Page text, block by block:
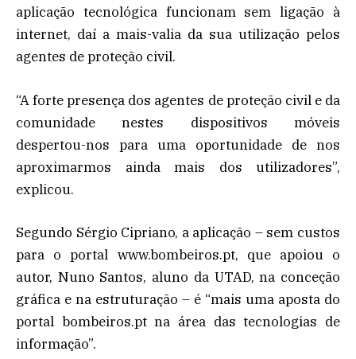
aplicação tecnológica funcionam sem ligação à
internet, daí a mais-valia da sua utilização pelos
agentes de proteção civil.
“A forte presença dos agentes de proteção civil e da
comunidade nestes dispositivos móveis
despertou-nos para uma oportunidade de nos
aproximarmos ainda mais dos utilizadores”,
explicou.
Segundo Sérgio Cipriano, a aplicação – sem custos
para o portal www.bombeiros.pt, que apoiou o
autor, Nuno Santos, aluno da UTAD, na conceção
gráfica e na estruturação – é “mais uma aposta do
portal bombeiros.pt na área das tecnologias de
informação”.